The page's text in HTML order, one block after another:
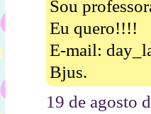
Sou
Eu quero!!!!
E-mail:
Bjus.
19 de agosto